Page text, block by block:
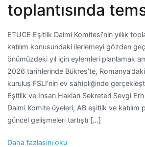
toplantısında
ETUCE Eşitlik Daimi Komitesi’nin yıllık
katılım konusundaki ilerlemeyi gözden
önümüzdeki yıl için eylemleri planlamak
2026 tarihlerinde Bükreş’te,
kuruluş FSLI’nin ev sahipliğinde
Eşitlik ve İnsan Hakları Sekreteri Sevgi
Daimi Komite üyeleri, AB eşitlik ve katılım
güncel gelişmeleri tartıştı […]
Daha fazlasını oku